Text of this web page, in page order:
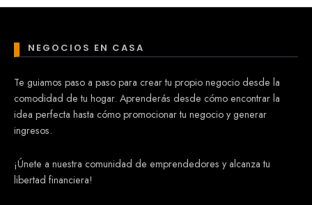
NEGOCIOS EN CASA
Te guiamos paso a paso para crear tu propio negocio desde la
comodidad de tu hogar. Aprenderás desde cómo encontrar la
idea perfecta hasta cómo promocionar tu negocio y generar
ingresos.
¡Únete a nuestra comunidad de emprendedores y alcanza tu
libertad financiera!